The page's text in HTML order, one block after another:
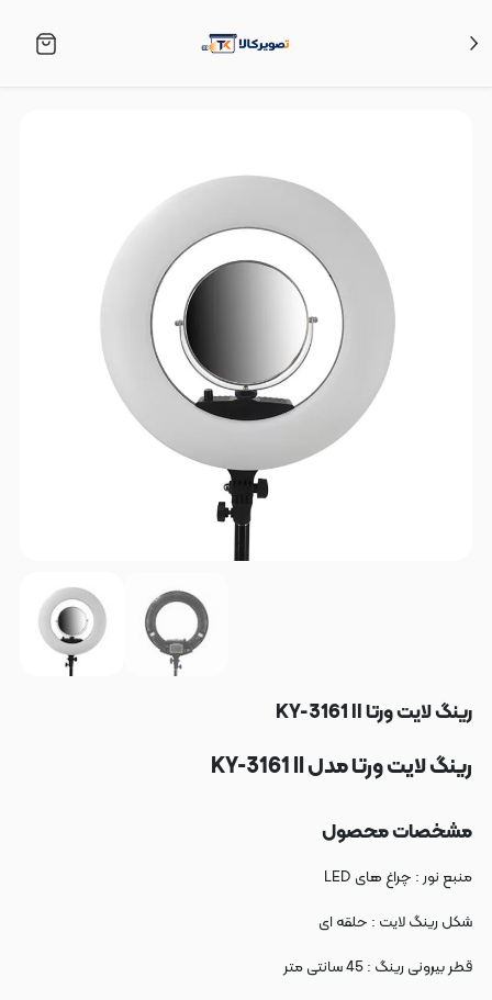
رینگ لایت ورتا KY-3161 II
رینگ لایت ورتا مدل KY-3161 II
مشخصات محصول
منبع نور : چراغ های LED
شکل رینگ لایت : حلقه ای
قطر بیرونی رینگ : 45 سانتی متر